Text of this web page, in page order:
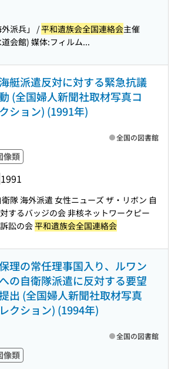
派兵」 /平和遺族会全国連絡会主催
会館) 媒体:フィルム...
艇派遣反対に対する緊急抗議
(全国婦人新聞社取材写真コ
ション) (1991年)
像類
1991
全国の図書館
隊 海外派遣 女性ニューズ ザ・リボン 自
するバッジの会 非核ネットワークピー
訟の会平和遺族会全国連絡会
理の常任理事国入り、ルワン
の自衛隊派遣に反対する要望
出 (全国婦人新聞社取材写真
クション) (1994年)
像類
全国の図書館